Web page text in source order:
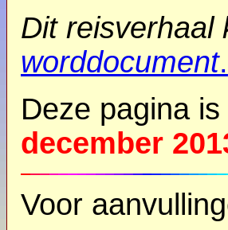
Dit reisverhaal
worddocument.
Deze pagina
december
Voor